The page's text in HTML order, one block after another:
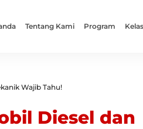
Tentang Kami Program
Wajib Tahu!
Diesel dan